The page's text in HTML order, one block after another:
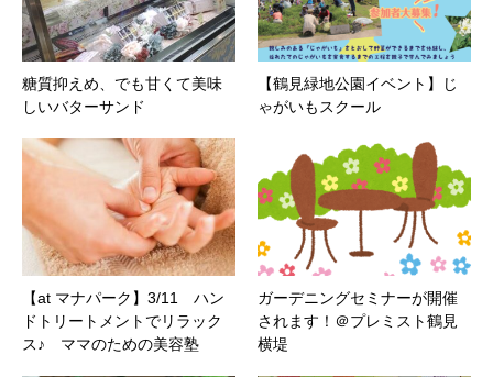
糖質抑えめ、でも甘くて美味
しいバターサンド
【鶴見緑地公園イベント】じ
ゃがいもスクール
【at マナパーク】3/11 ハン
ドトリートメントでリラック
ス♪ ママのための美容塾
ガーデニングセミナーが開催
されます！＠プレミスト鶴見
横堤